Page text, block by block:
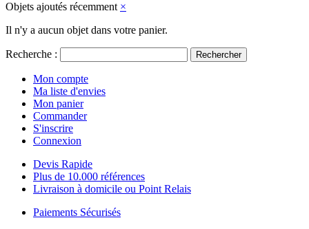
Objets ajoutés récemment ×
Il n'y a aucun objet dans votre panier.
Recherche : Rechercher
Mon compte
Ma liste d'envies
Mon panier
Commander
S'inscrire
Connexion
Devis Rapide
Plus de 10.000 références
Livraison à domicile ou Point Relais
Paiements Sécurisés